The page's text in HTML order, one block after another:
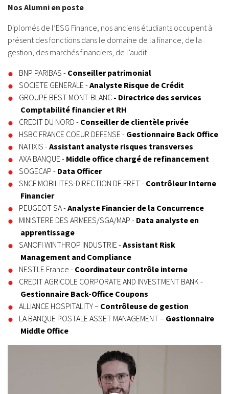
Nos Alumni en poste
Diplomés de l’ESG Finance, nos anciens étudiants occupent à
présent des fonctions dans le domaine de la finance, de la
gestion, des marchés financiers, de l’audit…
BNP PARIBAS - Conseiller patrimonial
SOCIETE GENERALE -Analyste Risque de Crédit
GROUPE BEST MONT-BLANC - Directrice des services
Comptabilité financier et RH
CREDIT DU NORD - Conseiller de clientèle privée
HSBC FRANCE COEUR DEFENSE - Gestionnaire Back Office
NATIXIS -Assistant analyste risques transverses
AXA BANQUE - Middle office chargé de refinancement
SOGECAP - Data Officer
SNCF MOBILITES-DIRECTION DE FRET - Contrôleur Interne
Financier
PEUGEOT SA -Analyste Financier de la Concurrence
MINISTERE DES ARMEES/SGA/MAP - Data analyste en
apprentissage
SANOFI WINTHROP INDUSTRIE -Assistant Risk
Management and Compliance
NESTLE France - Coordinateur contrôle interne
CREDIT AGRICOLE CORPORATE AND INVESTMENT BANK -
Gestionnaire Back-Office Coupons
ALLIANCE HOSPITALITY – Contrôleuse de gestion
LA BANQUE POSTALE ASSET MANAGEMENT – Gestionnaire
Middle Office
Pourquoi nos Alumni ont choisi l’ESG Finance ?